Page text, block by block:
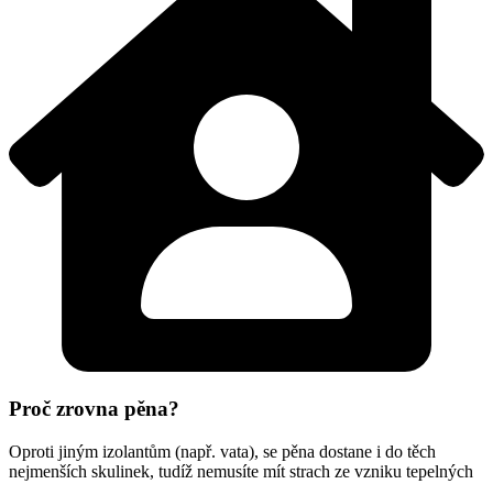
Proč zrovna pěna?
Oproti jiným izolantům (např. vata), se pěna dostane i do těch
nejmenších skulinek, tudíž nemusíte mít strach ze vzniku tepelných